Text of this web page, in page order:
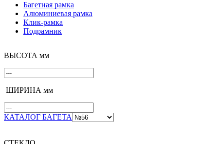
Багетная рамка
Алюминиевая рамка
Клик-рамка
Подрамник
ВЫСОТА мм
ШИРИНА мм
КАТАЛОГ БАГЕТА